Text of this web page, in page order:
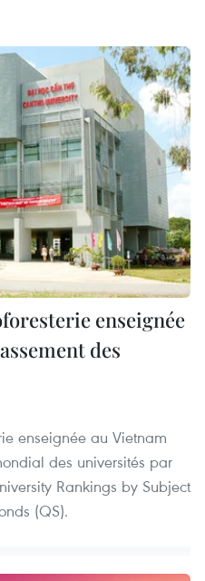
enseignée
des
enseignée au Vietnam
des universités par
Rankings by Subject
(QS).